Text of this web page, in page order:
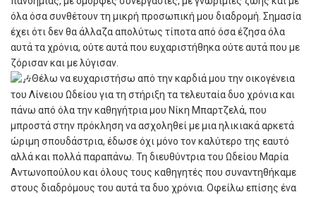
όλα όσα συνθέτουν τη μικρή προσωπική μου διαδρομή. Σημασία
έχει ότι δεν θα άλλαζα απολύτως τίποτα από όσα έζησα όλα
αυτά τα χρόνια, ούτε αυτά που ευχαριστήθηκα ούτε αυτά που με
ζόρισαν και με λύγισαν.
Θέλω να ευχαριστήσω από την καρδιά μου την οικογένεια
του Λίνειου Ωδείου για τη στήριξη τα τελευταία δυο χρόνια και
πάνω από όλα την καθηγήτρια μου Νίκη Μπαρτζελά, που
μπροστά στην πρόκληση να ασχοληθεί με μια ηλικιακά αρκετά
ώριμη σπουδάστρια, έδωσε όχι μόνο τον καλύτερο της εαυτό
αλλά και πολλά παραπάνω. Τη διευθύντρια του Ωδείου Μαρία
Αντωνοπούλου και όλους τους καθηγητές που συναντηθήκαμε
στους διαδρόμους του αυτά τα δυο χρόνια. Οφείλω επίσης ένα